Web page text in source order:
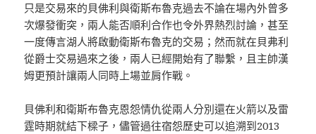
只是交易來的貝佛利與衛斯布魯克過去不論在場內外曾多
次爆發衝突，兩人能否順利合作也令外界熱烈討論，甚至
一度傳言湖人將啟動衛斯布魯克的交易；然而就在貝弗利
從爵士交易過來之後，兩人已經開始有了聯繫，且主帥漢
姆更預計讓兩人同時上場並肩作戰。
貝佛利和衛斯布魯克恩怨情仇從兩人分別還在火箭以及雷
霆時期就結下樑子，儘管過往宿怨歷史可以追溯到2013